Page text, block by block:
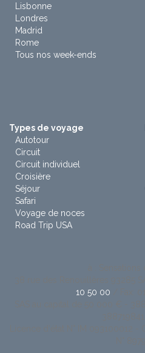
Lisbonne
Londres
Madrid
Rome
Tous nos week-ends
Types de voyage
Autotour
Circuit
Circuit individuel
Croisière
Séjour
Safari
Voyage de noces
Road Trip USA
10 50 00